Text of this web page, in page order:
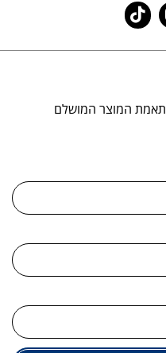
המוצר המושלם